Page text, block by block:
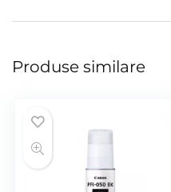
Produse similare